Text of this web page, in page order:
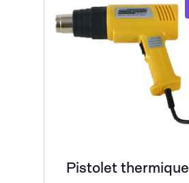
Pistolet thermique